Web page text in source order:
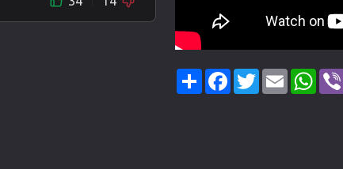
ShareFacebook
TwitterEmail